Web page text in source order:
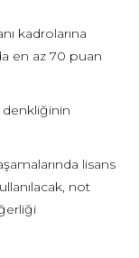
kadrolarına
en az 70 puan
denkliğinin
lisans
not